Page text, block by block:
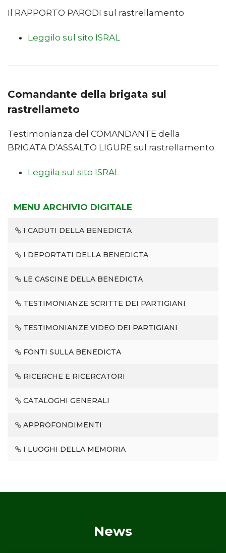
Il RAPPORTO PARODI sul rastrellamento
Leggilo sul sito ISRAL
Comandante della brigata sul
rastrellameto
Testimonianza del COMANDANTE della
BRIGATA D’ASSALTO LIGURE sul rastrellamento
Leggila sul sito ISRAL
MENU ARCHIVIO DIGITALE
I CADUTI DELLA BENEDICTA
I DEPORTATI DELLA BENEDICTA
LE CASCINE DELLA BENEDICTA
TESTIMONIANZE SCRITTE DEI PARTIGIANI
TESTIMONIANZE VIDEO DEI PARTIGIANI
FONTI SULLA BENEDICTA
RICERCHE E RICERCATORI
CATALOGHI GENERALI
APPROFONDIMENTI
I LUOGHI DELLA MEMORIA
News